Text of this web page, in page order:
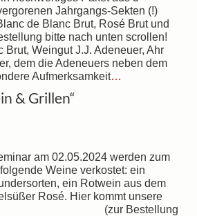
Jahrgangs-Sekten (!)
de Blanc Brut, Rosé Brut und
bitte nach unten scrollen!
Brut, Weingut J.J. Adeneuer, Ahr
dem die Adeneuers neben dem
Aufmerksamkeit…
& Grillen“
am 02.05.2024 werden zum
Weine verkostet: ein
ein Rotwein aus dem
Rosé. Hier kommt unsere
(zur Bestellung